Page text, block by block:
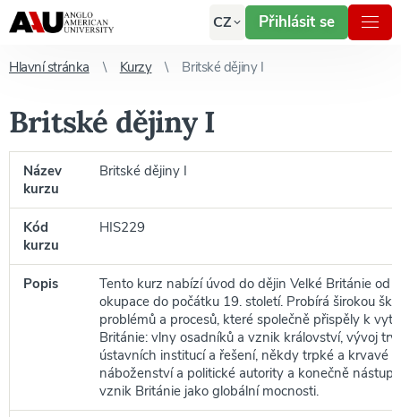
CZ Přihlásit se
Hlavní stránka Kurzy Britské dějiny I
Britské dějiny I
Název
kurzu
Britské dějiny I
Kód
kurzu
HIS229
Popis
Tento kurz nabízí úvod do dějin Velké Británie od
okupace do počátku 19. století. Probírá širokou
problémů a procesů, které společně přispěly k
Británie: vlny osadníků a vznik království, vývoj
ústavních institucí a řešení, někdy trpké a krvavé
náboženství a politické autority a konečně nástup
vznik Británie jako globální mocnosti.